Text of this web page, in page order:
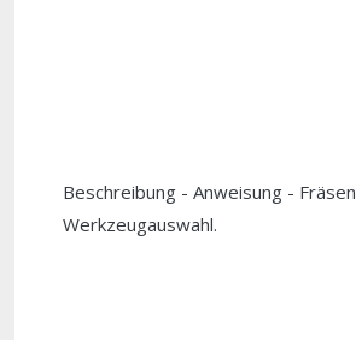
Beschreibung - Anweisung - Fräsen
Werkzeugauswahl.